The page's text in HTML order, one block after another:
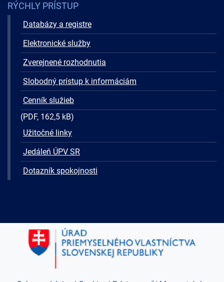
RÝCHLY PRÍSTUP
Databázy a registre
Elektronické služby
Zverejnené rozhodnutia
Slobodný prístup k informáciám
Cenník služieb
(PDF, 162,5 kB)
Užitočné linky
Jedáleň ÚPV SR
Dotazník spokojnosti